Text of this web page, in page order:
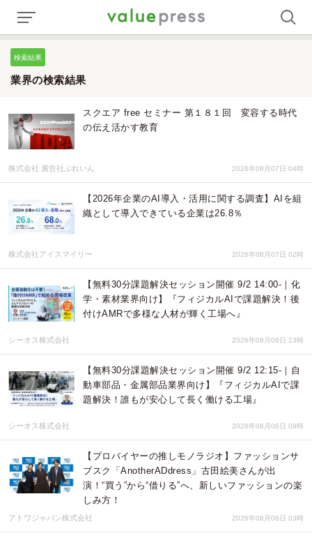
検索結果
業界の検索結果
スクエア free セミナー 第１８１回 変容する時代
の伝え活かす教育
株式会社 廣告社ぶれいん 2026年08月07日 04時
【2026年企業のAI導入・活用に関する調査】AIを組
織として導入できている企業は26.8％
株式会社アイスマイリー 2026年08月07日 02時
【無料30分課題解決セッション開催 9/2 14:00-｜化
学・素材業界向け】『フィジカルAIで課題解決！後
付けAMRで多様な人材が輝く工場へ』
シーオス株式会社 2026年08月06日 23時
【無料30分課題解決セッション開催 9/2 12:15-｜自
動車部品・金属部品業界向け】『フィジカルAIで課
題解決！誰もが安心して長く働ける工場』
シーオス株式会社 2026年08月06日 09時
【プロバイヤーの推しモノラジオ】ファッションサ
ブスク「AnotherADdress」古田絵美さんが出
演！“買う”から“借りる”へ、新しいファッションの楽
しみ方！
アトワジャパン株式会社 2026年08月06日 03時